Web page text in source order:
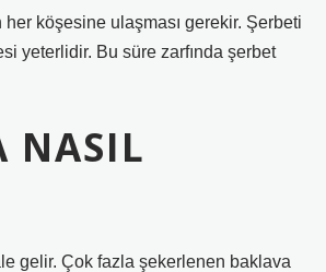
köşesine ulaşması gerekir. Şerbeti
yeterlidir. Bu süre zarfında şerbet
NASIL
gelir. Çok fazla şekerlenen baklava